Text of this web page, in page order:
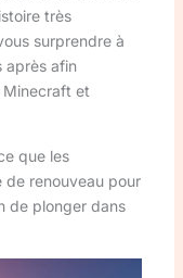
très
surprendre à
après afin
Minecraft et
que les
de renouveau pour
de plonger dans